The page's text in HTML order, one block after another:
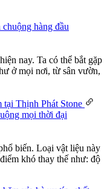
hàng đầu
nay. Ta có thể bắt gặp
ở mọi nơi, từ sân vườn,
mọi thời đại
biến. Loại vật liệu này
khó thay thế như: độ